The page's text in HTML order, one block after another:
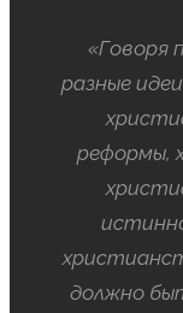
«Говоря
разные
реформы,
должно